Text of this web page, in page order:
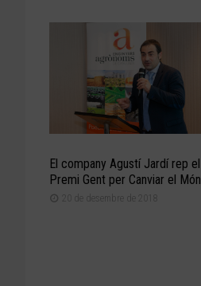
El company Agustí Jardí rep el I
Premi Gent per Canviar el Món
20 de desembre de 2018